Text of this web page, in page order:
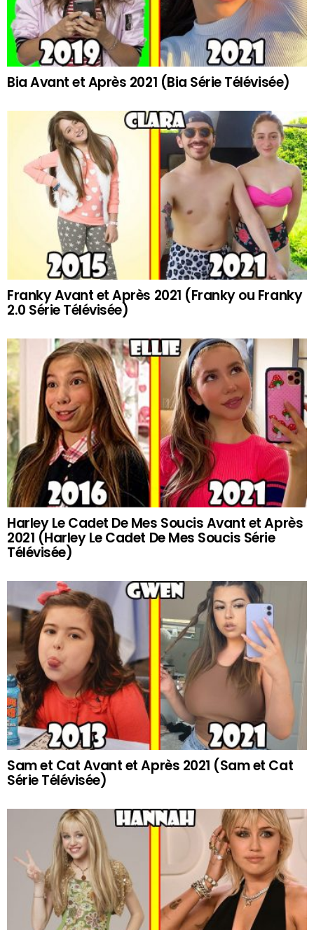
Bia Avant et Après 2021 (Bia Série Télévisée)
Franky Avant et Après 2021 (Franky ou Franky
2.0 Série Télévisée)
Harley Le Cadet De Mes Soucis Avant et Après
2021 (Harley Le Cadet De Mes Soucis Série
Télévisée)
Sam et Cat Avant et Après 2021 (Sam et Cat
Série Télévisée)